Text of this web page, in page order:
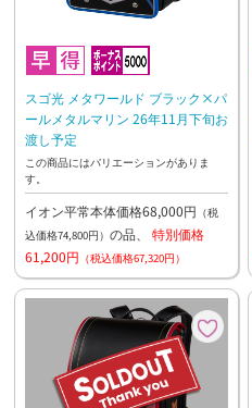
スゴ光 メタワールド ブラック×パ
ールメタルマリン 26年11月下旬お
渡し予定
この商品にはバリエーションがありま
す。
イオン平常本体価格68,000円 （税
込価格74,800円） の品、 特別価格
61,200円 （税込価格67,320円）